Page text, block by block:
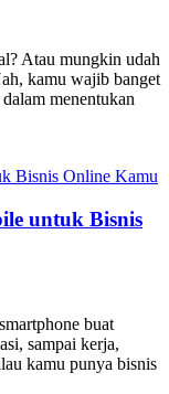
Atau mungkin udah
kamu wajib banget
menentukan
untuk Bisnis
buat
sampai kerja,
kamu punya bisnis